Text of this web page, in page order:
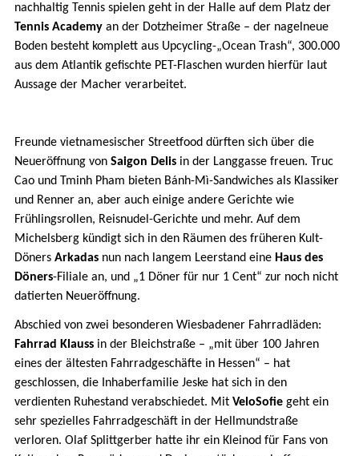
nachhaltig Tennis spielen geht in der Halle auf dem Platz der
Tennis Academy an der Dotzheimer Straße – der nagelneue
Boden besteht komplett aus Upcycling-„Ocean Trash“, 300.000
aus dem Atlantik gefischte PET-Flaschen wurden hierfür laut
Aussage der Macher verarbeitet.
Freunde vietnamesischer Streetfood dürften sich über die
Neueröffnung von Saigon Delis in der Langgasse freuen. Truc
Cao und Tminh Pham bieten Bánh-Mì-Sandwiches als Klassiker
und Renner an, aber auch einige andere Gerichte wie
Frühlingsrollen, Reisnudel-Gerichte und mehr. Auf dem
Michelsberg kündigt sich in den Räumen des früheren Kult-
Döners Arkadas nun nach langem Leerstand eine Haus des
Döners-Filiale an, und „1 Döner für nur 1 Cent“ zur noch nicht
datierten Neueröffnung.
Abschied von zwei besonderen Wiesbadener Fahrradläden:
Fahrrad Klauss in der Bleichstraße – „mit über 100 Jahren
eines der ältesten Fahrradgeschäfte in Hessen“ – hat
geschlossen, die Inhaberfamilie Jeske hat sich in den
verdienten Ruhestand verabschiedet. Mit VeloSofie geht ein
sehr spezielles Fahrradgeschäft in der Hellmundstraße
verloren. Olaf Splittgerber hatte ihr ein Kleinod für Fans von